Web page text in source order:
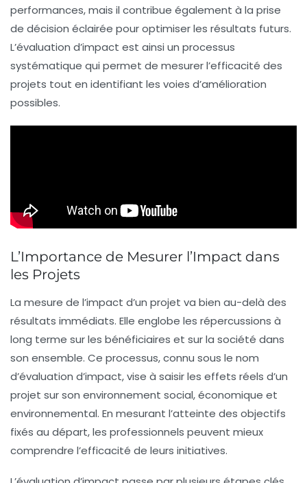
performances, mais il contribue également à la prise
de décision éclairée pour optimiser les résultats futurs.
L’évaluation d’impact est ainsi un processus
systématique qui permet de mesurer l’efficacité des
projets tout en identifiant les voies d’amélioration
possibles.
L’Importance de Mesurer l’Impact dans
les Projets
La mesure de l’impact d’un projet va bien au-delà des
résultats immédiats. Elle englobe les répercussions à
long terme sur les bénéficiaires et sur la société dans
son ensemble. Ce processus, connu sous le nom
d’évaluation d’impact, vise à saisir les effets réels d’un
projet sur son environnement social,économique et
environnemental. En mesurant l’atteinte des objectifs
fixés au départ, les professionnels peuvent mieux
comprendre l’efficacité de leurs initiatives.